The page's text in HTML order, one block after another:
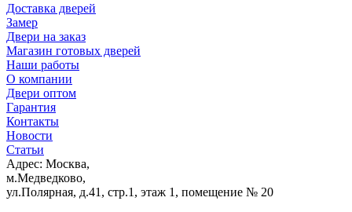
Доставка дверей
Замер
Двери на заказ
Магазин готовых дверей
Наши работы
О компании
Двери оптом
Гарантия
Контакты
Новости
Статьи
Адрес: Москва,
м.Медведково,
ул.Полярная, д.41, стр.1, этаж 1, помещение № 20